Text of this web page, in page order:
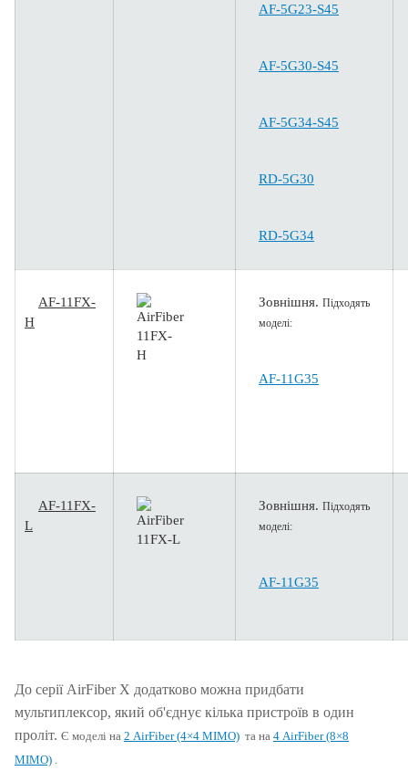
AF-5G23-S45
AF-5G30-S45
AF-5G34-S45
RD-5G30
RD-5G34
AF-11FX-
H
Зовнішня. Підходять
моделі:
AF-11G35
AF-11FX-
L
Зовнішня. Підходять
моделі:
AF-11G35
До серії AirFiber X додатково можна придбати
мультиплексор, який об'єднує кілька пристроїв в один
проліт. Є моделі на 2 AirFiber (4×4 MIMO) та на 4 AirFiber (8×8
MIMO) .